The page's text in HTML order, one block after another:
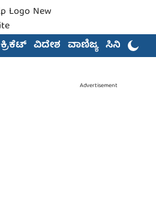
ಕ್ರಿಕೆಟ್ ವಿದೇಶ ವಾಣಿಜ್ಯ ಸಿನಿಮಾ
Advertisement